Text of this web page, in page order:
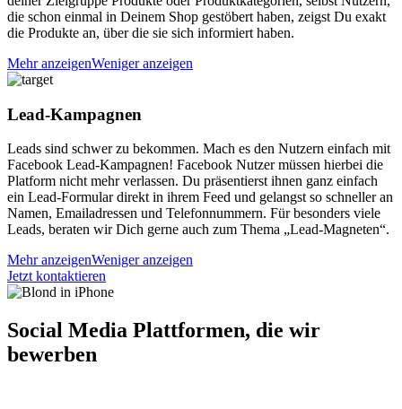
die schon einmal in Deinem Shop gestöbert haben, zeigst Du exakt
die Produkte an, über die sie sich informiert haben.
Mehr anzeigenWeniger anzeigen
Lead-Kampagnen
Leads sind schwer zu bekommen. Mach es den Nutzern einfach mit
Facebook Lead-Kampagnen! Facebook Nutzer müssen hierbei die
Platform nicht mehr verlassen. Du präsentierst ihnen ganz einfach
ein Lead-Formular direkt in ihrem Feed und gelangst so schneller an
Namen, Emailadressen und Telefonnummern. Für besonders viele
Leads, beraten wir Dich gerne auch zum Thema „Lead-Magneten“.
Mehr anzeigenWeniger anzeigen
Jetzt kontaktieren
Social Media Plattformen, die wir
bewerben